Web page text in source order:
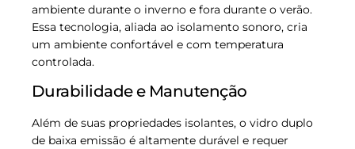
ambiente durante o inverno e fora durante o verão.
Essa tecnologia, aliada ao isolamento sonoro, cria
um ambiente confortável e com temperatura
controlada.
Durabilidade e Manutenção
Além de suas propriedades isolantes, o vidro duplo
de baixa emissão é altamente durável e requer